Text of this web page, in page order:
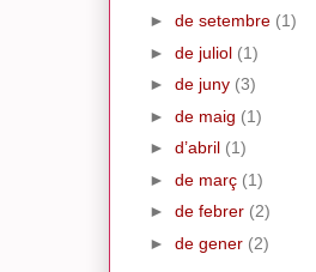
► de setembre (1)
► de juliol (1)
► de juny (3)
► de maig (1)
► d’abril (1)
► de març (1)
► de febrer (2)
► de gener (2)